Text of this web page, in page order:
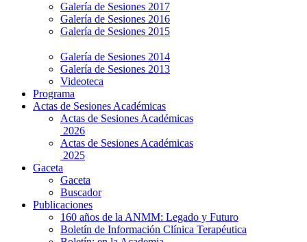
Galería de Sesiones 2017
Galería de Sesiones 2016
Galería de Sesiones 2015
Galería de Sesiones 2014
Galería de Sesiones 2013
Videoteca
Programa
Actas de Sesiones Académicas
Actas de Sesiones Académicas
2026
Actas de Sesiones Académicas
2025
Gaceta
Gaceta
Buscador
Publicaciones
160 años de la ANMM: Legado y Futuro
Boletín de Información Clínica Terapéutica